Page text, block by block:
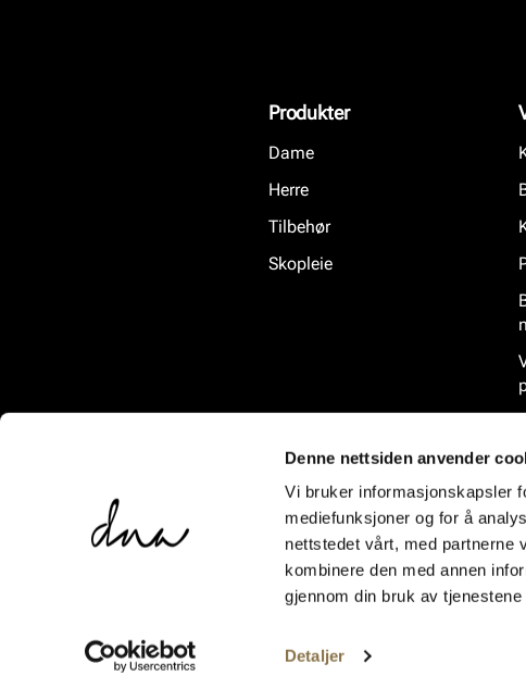
Denne nettsiden anvender
Vi bruker informasjonskapsler
mediefunksjoner og for å
nettstedet vårt, med partnerne
kombinere den med annen
gjennom din bruk av tjenestene
Detaljer
Produkter
Dame
Herre
Tilbehør
Skopleie